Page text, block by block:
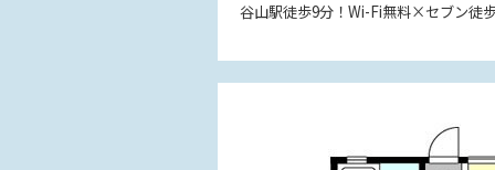
谷山駅徒歩9分！Wi-Fi無料×セブン徒